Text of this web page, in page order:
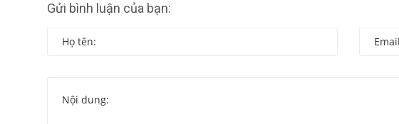
Gửi bình luận của bạn: